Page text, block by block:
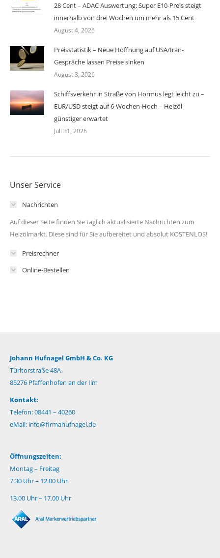
28 Cent – ADAC Auswertung: Super E10-Preis steigt
innerhalb von drei Wochen um mehr als 15 Cent
August 4, 2026
Preisstatistik – Neue Hoffnung auf USA/Iran-
Gespräche lassen Preise sinken
August 3, 2026
Schiffsverkehr in Straße von Hormus legt leicht zu –
EUR/USD steigt auf 6-Wochen-Hoch – Heizöl
günstiger erwartet
Juli 31, 2026
Unser Service
Nachrichten
Auf dieser Seite finden Sie täglich aktualisierte Nachrichten zum
Heizölmarkt. Diese sind für Sie aufbereitet und absolut KOSTENLOS!
Preisrechner
Online-Bestellen
Johann Hufnagel GmbH & Co. KG
Türltorstraße 48A
85276 Pfaffenhofen an der Ilm
Kontakt:
Telefon: 08441 – 40260
eMail: info@firmahufnagel.de
Öffnungszeiten:
Montag – Freitag
7.30 Uhr – 12.00 Uhr
13.00 Uhr – 17.00 Uhr